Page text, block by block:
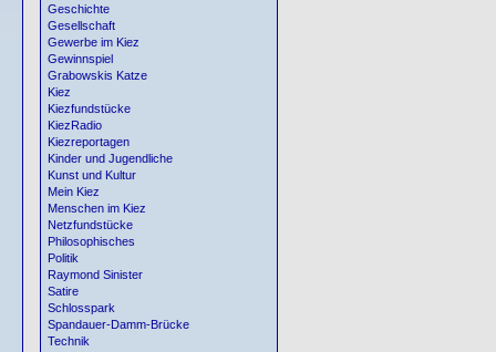
Geschichte
Gesellschaft
Gewerbe im Kiez
Gewinnspiel
Grabowskis Katze
Kiez
Kiezfundstücke
KiezRadio
Kiezreportagen
Kinder und Jugendliche
Kunst und Kultur
Mein Kiez
Menschen im Kiez
Netzfundstücke
Philosophisches
Politik
Raymond Sinister
Satire
Schlosspark
Spandauer-Damm-Brücke
Technik